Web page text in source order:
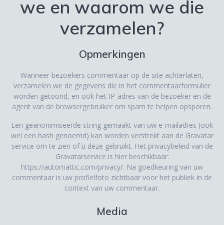
we en waarom we die
verzamelen?
Opmerkingen
Wanneer bezoekers commentaar op de site achterlaten,
verzamelen we de gegevens die in het commentaarformulier
worden getoond, en ook het IP-adres van de bezoeker en de
agent van de browsergebruiker om spam te helpen opsporen.
Een geanonimiseerde string gemaakt van uw e-mailadres (ook
wel een hash genoemd) kan worden verstrekt aan de Gravatar
service om te zien of u deze gebruikt. Het privacybeleid van de
Gravatarservice is hier beschikbaar:
https://automattic.com/privacy/. Na goedkeuring van uw
commentaar is uw profielfoto zichtbaar voor het publiek in de
context van uw commentaar.
Media